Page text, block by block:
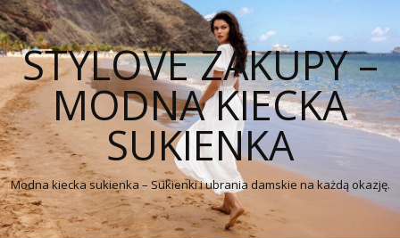
STYLOVE ZAKUPY –
MODNA KIECKA
SUKIENKA
Modna kiecka sukienka – Sukienki i ubrania damskie na każdą okazję.